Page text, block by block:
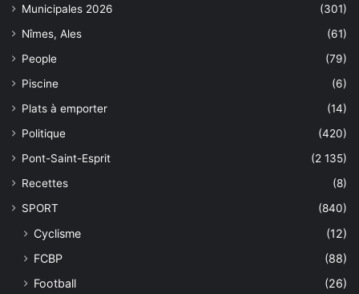
Municipales 2026
(301)
Nîmes, Ales
(61)
People
(79)
Piscine
(6)
Plats à emporter
(14)
Politique
(420)
Pont-Saint-Esprit
(2 135)
Recettes
(8)
SPORT
(840)
Cyclisme
(12)
FCBP
(88)
Football
(26)